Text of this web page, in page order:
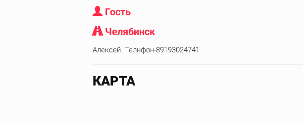
Гость
Челябинск
Алексей. Телнфон-89193024741
КАРТА